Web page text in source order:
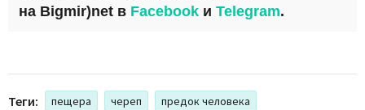
на Bigmir)net в Facebook и Telegram.
Теги: пещера череп предок человека